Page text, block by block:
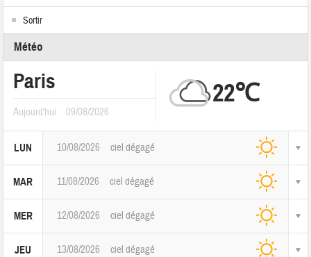
Sortir
Météo
Paris
Aujourd'hui 09/08/2026
22℃
LUN 10/08/2026 ciel dégagé
MAR 11/08/2026 ciel dégagé
MER 12/08/2026 ciel dégagé
JEU 13/08/2026 ciel dégagé